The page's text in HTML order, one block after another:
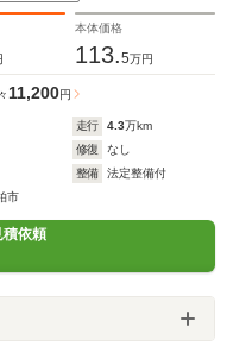
本体価格
113.5万円
11,200円
走行 4.3万km
修復
なし
整備
法定整備付
市
積依頼